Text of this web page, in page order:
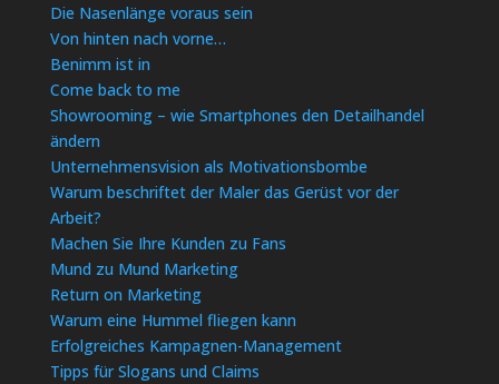
Die Nasenlänge voraus sein
Von hinten nach vorne…
Benimm ist in
Come back to me
Showrooming – wie Smartphones den Detailhandel
ändern
Unternehmensvision als Motivationsbombe
Warum beschriftet der Maler das Gerüst vor der
Arbeit?
Machen Sie Ihre Kunden zu Fans
Mund zu Mund Marketing
Return on Marketing
Warum eine Hummel fliegen kann
Erfolgreiches Kampagnen-Management
Tipps für Slogans und Claims